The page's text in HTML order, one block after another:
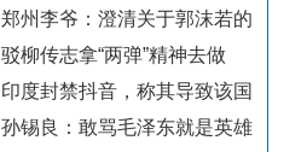
郑州李爷：澄清关于郭沫若的
驳柳传志拿“两弹”精神去做
印度封禁抖音，称其导致该国
孙锡良：敢骂毛泽东就是英雄